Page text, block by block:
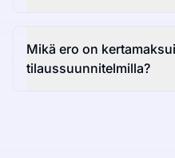
Mikä ero on
tilaussuunnitelmilla?